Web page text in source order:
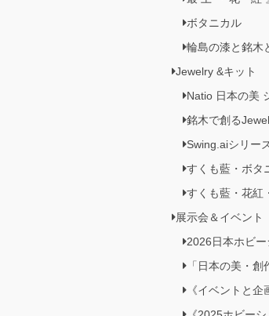
ボタニカル
輪島の漆と銘木
Jewelry &キット
Natio 日本の美
銘木で創る
Swing.aiシリー
すくも藍・ボタ
すくも藍・花紅
展示会＆イベント
2026日本ホビ
「日本の美・
《イベントと企